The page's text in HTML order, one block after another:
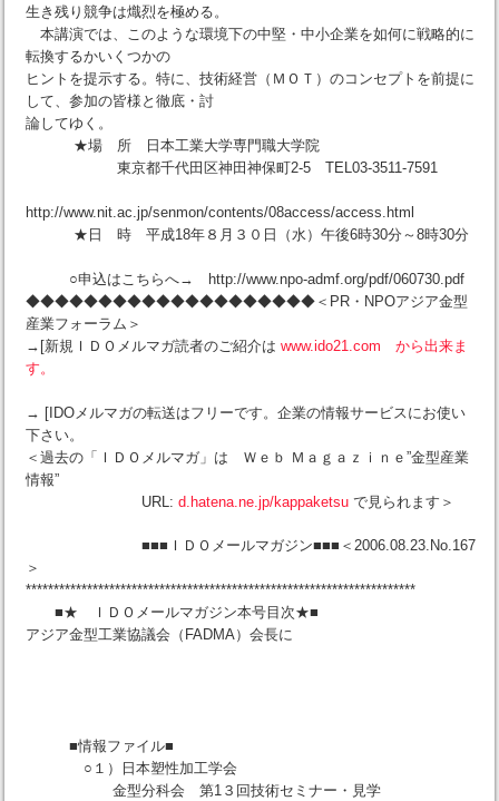
生き残り競争は熾烈を極める。
本講演では、このような環境下の中堅・中小企業を如何に戦略的に
転換するかいくつかの
ヒントを提示する。特に、技術経営（ＭＯＴ）のコンセプトを前提に
して、参加の皆様と徹底・討
論してゆく。
★場 所 日本工業大学専門職大学院
東京都千代田区神田神保町2-5 TEL03-3511-7591
http://www.nit.ac.jp/senmon/contents/08access/access.html
★日 時 平成18年８月３０日（水）午後6時30分～8時30分
○申込はこちらへ→ http://www.npo-admf.org/pdf/060730.pdf
◆◆◆◆◆◆◆◆◆◆◆◆◆◆◆◆◆◆◆◆＜PR・NPOアジア金型
産業フォーラム＞
→[新規ＩＤＯメルマガ読者のご紹介は www.ido21.com から出来ま
す。
→ [IDOメルマガの転送はフリーです。企業の情報サービスにお使い
下さい。
＜過去の「ＩＤＯメルマガ」は Ｗｅｂ Ｍａｇａｚｉｎｅ”金型産業
情報”
URL: d.hatena.ne.jp/kappaketsuで見られます＞
■■■ＩＤＯメールマガジン■■■＜2006.08.23.No.167
＞
**********************************************************************
■★ ＩＤＯメールマガジン本号目次★■
アジア金型工業協議会（FADMA）会長に
■情報ファイル■
○１）日本塑性加工学会
金型分科会 第1３回技術セミナー・見学